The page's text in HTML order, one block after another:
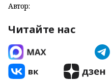
Автор:
Читайте нас